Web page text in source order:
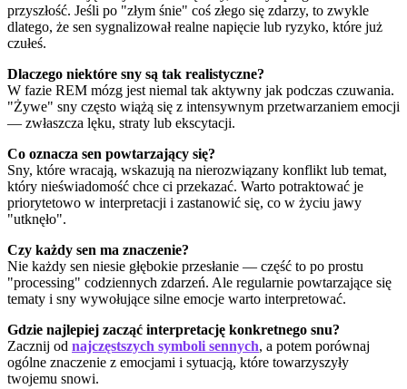
przyszłość. Jeśli po "złym śnie" coś złego się zdarzy, to zwykle
dlatego, że sen sygnalizował realne napięcie lub ryzyko, które już
czułeś.
Dlaczego niektóre sny są tak realistyczne?
W fazie REM mózg jest niemal tak aktywny jak podczas czuwania.
"Żywe" sny często wiążą się z intensywnym przetwarzaniem emocji
— zwłaszcza lęku, straty lub ekscytacji.
Co oznacza sen powtarzający się?
Sny, które wracają, wskazują na nierozwiązany konflikt lub temat,
który nieświadomość chce ci przekazać. Warto potraktować je
priorytetowo w interpretacji i zastanowić się, co w życiu jawy
"utknęło".
Czy każdy sen ma znaczenie?
Nie każdy sen niesie głębokie przesłanie — część to po prostu
"processing" codziennych zdarzeń. Ale regularnie powtarzające się
tematy i sny wywołujące silne emocje warto interpretować.
Gdzie najlepiej zacząć interpretację konkretnego snu?
Zacznij od najczęstszych symboli sennych, a potem porównaj
ogólne znaczenie z emocjami i sytuacją, które towarzyszyły
twojemu snowi.